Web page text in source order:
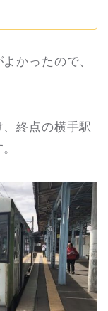
かったので、
終点の横手駅